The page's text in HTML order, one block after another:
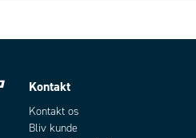
Kontakt
Kontakt os
Bliv kunde